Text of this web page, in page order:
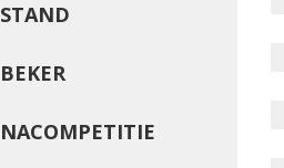
STAND
BEKER
NACOMPETITIE